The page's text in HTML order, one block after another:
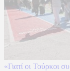
«Γιατί οι Τούρκοι